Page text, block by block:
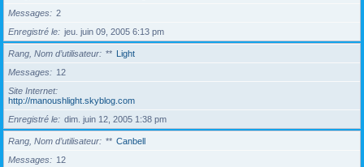
Messages
2
Enregistré le
jeu. juin 09, 2005 6:13 pm
Rang, Nom d’utilisateur ** Light
Messages
12
Site Internet
http://manoushlight.skyblog.com
Enregistré le
dim. juin 12, 2005 1:38 pm
Rang, Nom d’utilisateur ** Canbell
Messages
12